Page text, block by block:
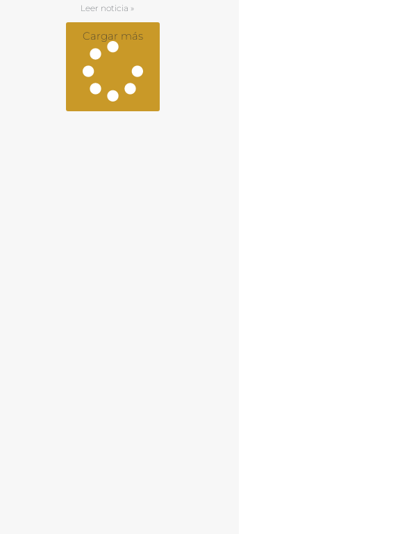
Leer noticia »
Cargar más